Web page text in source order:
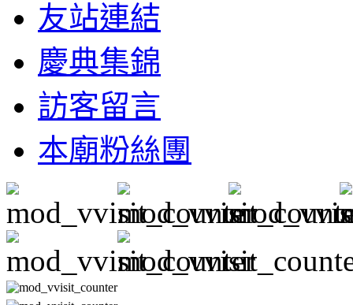
友站連結
慶典集錦
訪客留言
本廟粉絲團